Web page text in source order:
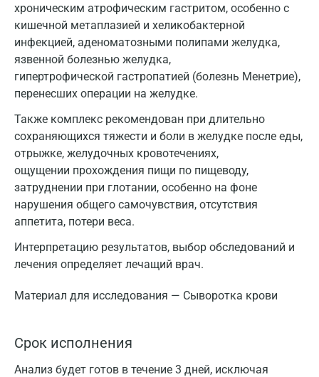
хроническим атрофическим гастритом, особенно с
кишечной метаплазией и хеликобактерной
инфекцией, аденоматозными полипами желудка,
язвенной болезнью желудка,
гипертрофической гастропатией (болезнь Менетрие),
перенесших операции на желудке.
Также комплекс рекомендован при длительно
сохраняющихся тяжести и боли в желудке после еды,
отрыжке, желудочных кровотечениях,
ощущении прохождения пищи по пищеводу,
затруднении при глотании, особенно на фоне
нарушения общего самочувствия, отсутствия
аппетита, потери веса.
Интерпретацию результатов, выбор обследований и
лечения определяет лечащий врач.
Материал для исследования — Сыворотка крови
Срок исполнения
Анализ будет готов в течение 3 дней, исключая